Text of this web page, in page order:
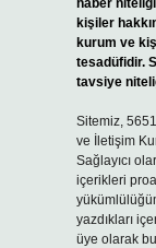
haber
kişiler
kurum ve
tesadüfidir.
tavsiye
Sitemiz,
ve İletişim
Sağlayıcı
içerikleri
yazdıkları
üye olarak